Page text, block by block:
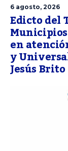
6 agosto, 2026
Edicto del
en
y
Jesús Brito